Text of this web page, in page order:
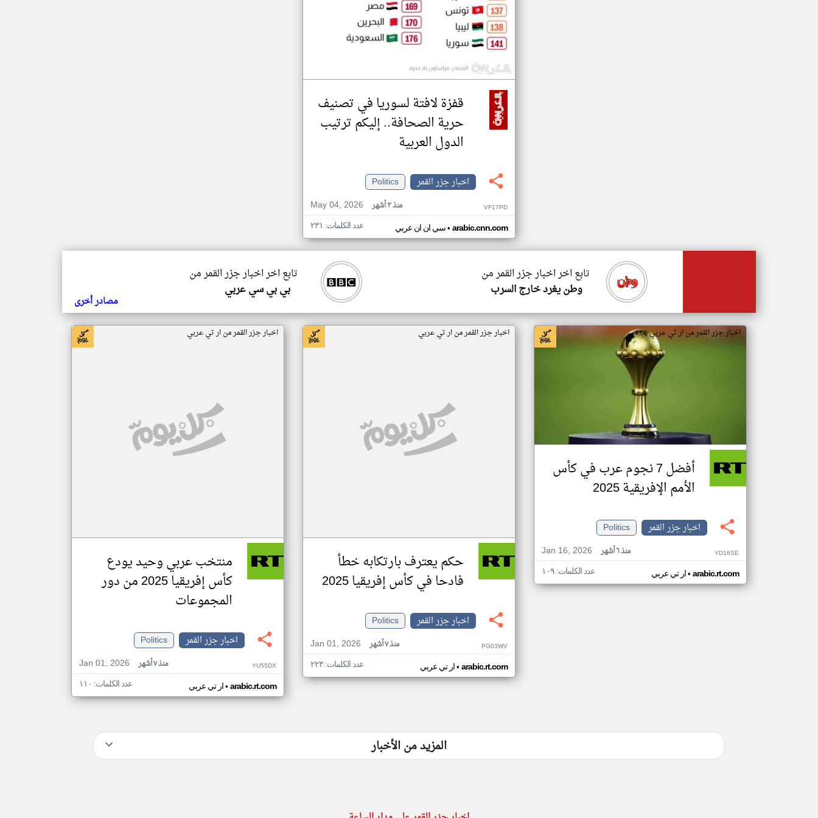
قفزة لافتة لسوريا في تصنيف
حرية الصحافة.. إليكم ترتيب
الدول العربية
اخبار جزر القمر
Politics
May 04, 2026
منذ ٣ أشهر VF17PD
سي ان ان عربي• arabic.cnn.com عدد الكلمات: ٢٣١
تابع اخر اخبار جزر القمر من
بي بي سي عربي
تابع اخر اخبار جزر القمر من
وطن يغرد خارج السرب
مصادر أخرى
اخبار جزر القمر من ار تي عربي
أفضل 7 نجوم عرب في كأس
الأمم الإفريقية 2025
اخبار جزر القمر
Politics
Jan 16, 2026
منذ ٦ أشهر YD16SE
ار تي عربي• arabic.rt.com عدد الكلمات: ١٠٩
اخبار جزر القمر من ار تي عربي
حكم يعترف بارتكابه خطأ
فادحا في كأس إفريقيا 2025
اخبار جزر القمر
Politics
Jan 01, 2026
منذ ٧ أشهر PG03WV
ار تي عربي• arabic.rt.com عدد الكلمات: ٢٢٣
اخبار جزر القمر من ار تي عربي
منتخب عربي وحيد يودع
كأس إفريقيا 2025 من دور
المجموعات
اخبار جزر القمر
Politics
Jan 01, 2026
منذ ٧ أشهر YU55DX
ار تي عربي• arabic.rt.com عدد الكلمات: ١١٠
المزيد من الأخبار